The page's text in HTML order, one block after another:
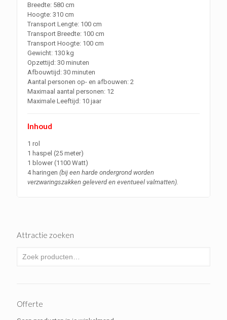
Breedte: 580 cm
Hoogte: 310 cm
Transport Lengte: 100 cm
Transport Breedte: 100 cm
Transport Hoogte: 100 cm
Gewicht: 130 kg
Opzettijd: 30 minuten
Afbouwtijd: 30 minuten
Aantal personen op- en afbouwen: 2
Maximaal aantal personen: 12
Maximale Leeftijd: 10 jaar
Inhoud
1 rol
1 haspel (25 meter)
1 blower (1100 Watt)
4 haringen (bij een harde ondergrond worden
verzwaringszakken geleverd en eventueel valmatten).
Attractie zoeken
Offerte